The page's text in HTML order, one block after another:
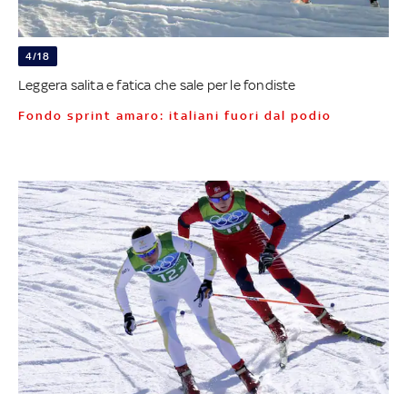
4/18
Leggera salita e fatica che sale per le fondiste
Fondo sprint amaro: italiani fuori dal podio